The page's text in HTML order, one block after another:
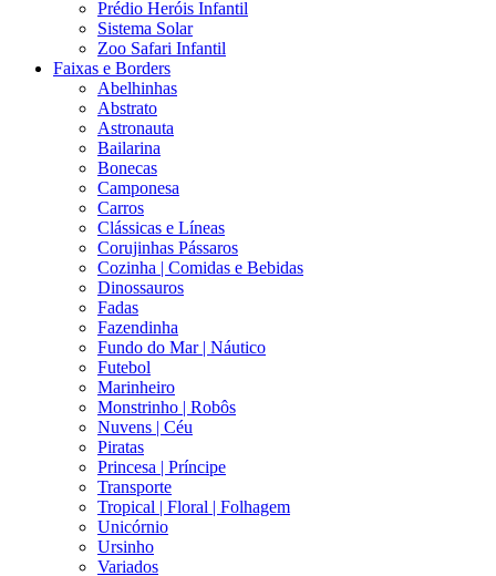
Prédio Heróis Infantil
Sistema Solar
Zoo Safari Infantil
Faixas e Borders
Abelhinhas
Abstrato
Astronauta
Bailarina
Bonecas
Camponesa
Carros
Clássicas e Líneas
Corujinhas Pássaros
Cozinha | Comidas e Bebidas
Dinossauros
Fadas
Fazendinha
Fundo do Mar | Náutico
Futebol
Marinheiro
Monstrinho | Robôs
Nuvens | Céu
Piratas
Princesa | Príncipe
Transporte
Tropical | Floral | Folhagem
Unicórnio
Ursinho
Variados